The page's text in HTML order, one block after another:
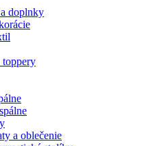
doplnky
toppery
a oblečenie